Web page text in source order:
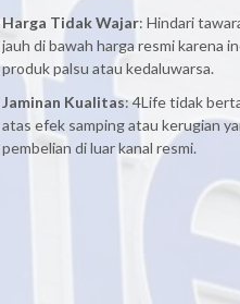
Harga Tidak Wajar: Hindari
jauh di bawah harga resmi karena
produk palsu atau kedaluwarsa.
Jaminan Kualitas: 4Life tidak
atas efek samping atau kerugian
pembelian di luar kanal resmi.